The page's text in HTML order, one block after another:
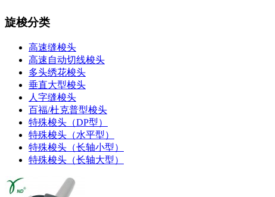
旋梭分类
高速缝梭头
高速自动切线梭头
多头绣花梭头
垂直大型梭头
人字缝梭头
百福/杜克普型梭头
特殊梭头（DP型）
特殊梭头（水平型）
特殊梭头（长轴小型）
特殊梭头（长轴大型）